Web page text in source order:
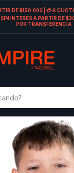
DE $150.000 | 💳 6
INTERES A PARTIR DE
POR TRANSFERENCIA